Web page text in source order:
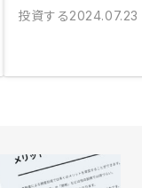
投資する2024.07.23